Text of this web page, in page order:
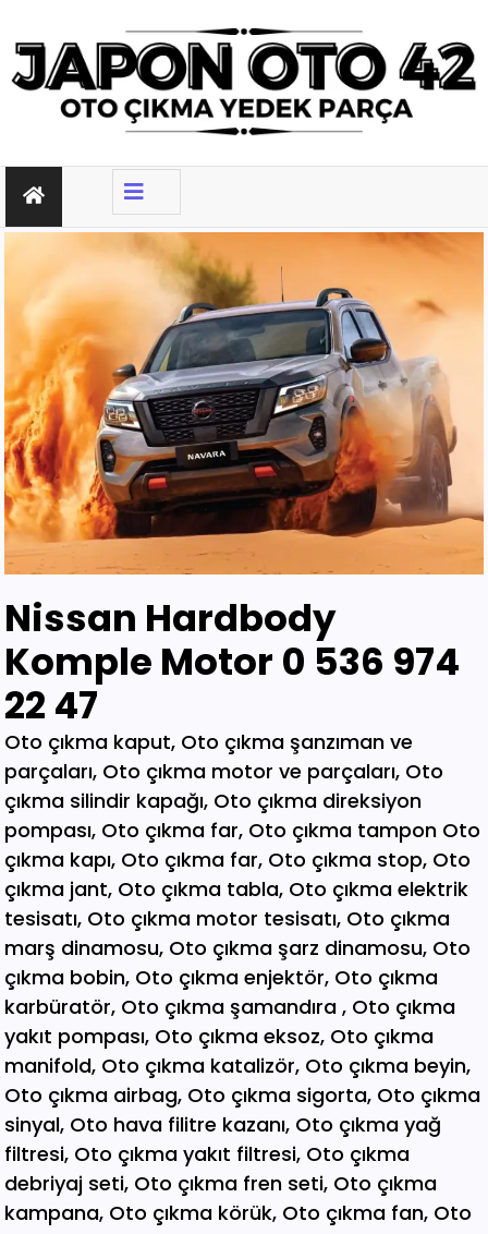
Nissan Hardbody
Komple Motor 0 536 974
22 47
Oto çıkma kaput, Oto çıkma şanzıman ve parçaları, Oto çıkma motor ve parçaları, Oto çıkma silindir kapağı, Oto çıkma direksiyon pompası, Oto çıkma far, Oto çıkma tampon Oto çıkma kapı, Oto çıkma far, Oto çıkma stop, Oto çıkma jant, Oto çıkma tabla, Oto çıkma elektrik tesisatı, Oto çıkma motor tesisatı, Oto çıkma marş dinamosu, Oto çıkma şarz dinamosu, Oto çıkma bobin, Oto çıkma enjektör, Oto çıkma karbüratör, Oto çıkma şamandıra , Oto çıkma yakıt pompası, Oto çıkma eksoz, Oto çıkma manifold, Oto çıkma katalizör, Oto çıkma beyin, Oto çıkma airbag, Oto çıkma sigorta, Oto çıkma sinyal, Oto hava filitre kazanı, Oto çıkma yağ filtresi, Oto çıkma yakıt filtresi, Oto çıkma debriyaj seti, Oto çıkma fren seti, Oto çıkma kampana, Oto çıkma körük, Oto çıkma fan, Oto çıkma fan davlumbazı, Oto çıkma soğutucu, Oto çıkma radyatör, Oto çıkma klima kompresörü, Oto çıkma bagaj, Oto çıkma su radyatörünü, Oto çıkma klima radyatörü, Oto çıkma interkol radyatörü, Oto çıkma cam, Oto çıkma çamurluk, Oto çıkma davlumbaz, Oto çıkma güneşlik, Oto çıkma kapı kolu, Oto çıkma kapı saçı, Oto çıkma karter, Oto kesme marşpiyel, Oto çıkma panel, Oto çıkma panjur , Oto çıkma sunroof, Oto çıkma arka tampon, Oto çıkma ön tampon, Oto çıkma ayna, Oto çıkma amartisör, Oto çıkma el freni, Oto çıkma el fren tabancası, Oto çıkma direksiyon simidi, Oto çıkma koltuk, Oto çıkma vites topuzu, Oto çıkma göğüs, Oto çıkma torpido, Oto çıkma kilometre saati, Oto çıkma dingil, Oto çıkma blok, Oto çıkma motor bloğu, Oto çıkma krank, Oto çıkma eksantrik mili, Oto çıkma gaz kelebeği, Oto çıkma kompresör, Oto çıkma mafsal, Oto çıkma motor kulağı, Oto çıkma motor, Oto çıkma piston kolu, Oto çıkma segman, Oto çıkma rulman, Oto çıkma turbo, Oto çıkma yağ pompası, Oto çıkma şanzıman dişlisi, Oto çıkma mafsal, Oto çıkma sekromenç, Oto çıkma türbin, Oto çıkma volant, Oto çıkma aks, Oto çıkma akis, Oto çıkma direksiyon kutusu, Oto çıkma direksiyon mili, Oto çıkma helezyon yayı, Oto çıkma körük, Oto çıkma porya, Oto çıkma sis çerçevesi, Oto çıkma kapı menteşesi, Oto çıkma sis farı, Oto çıkma difaransiyel, Oto çıkma traves, Oto çıkma cam motoru, Oto çıkma sinyal, Oto çıkma cam düğmesi, Oto çıkma kapı döşemesi, Oto çıkma cam kirkosu, Oto çıkma kalorifer kutusu, Oto çıkma beşik, Oto çıkma filtre, Oto çıkma konsül, Oto çıkma tampon demiri, Oto çıkma kapı kilidi, Oto çıkma motor takozu, Oto çıkma kampana, Oto çıkma gösterge paneli, Oto çıkma taşıyıcı, Oto kesme tavan, Oto kesme marşpiyel, Oto kesme çamurluk, Oto kesme yarım arka, Oto çıkma hava akış metresi, Oto çıkma vestenhaouse, Oto çıkma vestibhouse, Oto çıkma park sensörü Oto çıkma kapı fitilleri, Oto çıkma cam düğmesi, Oto çıkma motor takozu, Oto çıkma vites topuzu, Oto çıkma far beyni, Oto çıkma motor beyni, Oto çıkma airbag beyni, Oto çıkma abs beyni, Oto çıkma şanzıman beyni, Oto parça, Oto çıkma yedek parça, Oto oto yedek parça, Oto sigorta kutusu, Oto çıkma su bidonu, Oto çıkma teyp, Oto çıkma cd çalar, Oto çıkma rölanti ayarlayıcı, Oto çıkma kolon kilidi, Oto çıkma kapı kilidi, Oto çıkma kapı iç açma kolu, Oto çıkma kapı çıtası, Oto çıkma tavan çıtası, Oto çıkma krank kasnağı, Oto çıkma eksantrik kasnağı, Oto çıkma alt travers, Oto çıkma arka dingil, Oto çıkma fren merkezi, Oto çıkma imop kutus, Oto çıkma sigorta tablası, Oto çıkma klima ekranı, Oto çıkma vakum, Oto çıkma orta havalandırma, Oto çıkma radyo ekranı, Oto çıkma yağ pompası, Oto çıkma şanzıman kulağı, Oto çıkma debriyaj bilyası, Oto çıkma direksiyon spotu, Oto çıkma direksiyon sargısı, Oto çıkma airbag sargısı, Oto çıkma tesisat kablosu, Oto çıkma klima paneli, Oto çıkma ön kapı, Oto çıkma arka kapı, Oto çıkma baskı balata, Oto çıkma volant, Oto çıkma yedek parça, Oto çıkma parça, Oto oto yedek parça, Oto parça, Çıkma parça, Oto çıkma parçaları, Çıkma parçaları, Oto yedek parça, Oto çıkma şanzıman, Oto çıkma hoparlör, Oto çıkma fren vakum, Oto çıkma map sensösrü, Oto çıkma cam silgi motoru, Oto çıkma cam silgi kolu, Oto çıkma flaşö, Oto çıkma vites levyesi, Oto çıkma turbo basınç Oto çıkma vestinghouse, Oto çıkma gaz pedalı, Oto çıkma su bidonu, Oto çıkma ganister, Oto çıkma tampon braketi, Oto çıkma çamurluk davlumbazı, Oto çıkma el fren teli, Oto çıkma şarj dinamosu, Oto çıkma biel kolu, Oto çıkma hava akış metresi, Oto çıkma eksoz sondası, Oto çıkma emme manifoldu, Oto çıkma fincan, Oto çıkma itici horozlar, Oto çıkma piyano mili, Oto çıkma vites halatı, Oto çıkma tavan döşemesi, Oto çıkma sanroof düğmesi, Oto çıkma sanroof camı, Oto çıkma tavan anteni, Oto çıkma kapı bantları, Oto çıkma kapı soketi, Oto çıkma kapı tesisatı, Oto çıkma koltuk ayar düğmesi, Oto çıkma kapı rayı, Oto çıkma şanzıman dişlisi, Oto çıkma reyil borusu, Oto çıkma buji kablosu, Oto çıkma yağ çubuğu, Oto çıkma distribitör kapağı, Oto çıkma termostat, Oto çıkma map sensörü, Oto çıkma motor kaputu, Oto çıkma kapı nikelajı, Oto çıkma tampon nikelajı, Oto çıkma fren disk, Oto çıkma debriyaj rulmanı, Oto çıkma karbüratör, Oto çıkma eksoz takozu, Oto çıkma körük, Oto çıkma cam su deposu, Oto çıkma genleşme kavanozu, Oto çıkma süspansiyon, Oto çıkma devirdaim hortumu, Oto çıkma travers, Oto çıkma yedek su deposu, Oto çıkma emme manifolt, Oto çıkma kaset çalar, Oto çıkma kapı bandı, Oto çıkma eksantrik horuzu, Oto çıkma xenon far beyni, Oto çıkma tampon ızgarası, Oto çıkma cd çalar, Oto çıkma yakıt deposu, Oto çıkma tampon kaplaması, Oto çıkma kaput mandalı, Oto çıkma el fren düğmesi, Oto çıkma dikiz aynası, Oto çıkma yarım motor, Oto çıkma turbo borusu, Oto çıkma dış ayna, Oto çıkma iç ayna, Oto çıkma tozluk kapağı, Oto çıkma tampon alt bagaliti, Oto çıkma toz kapağı, Oto çıkma parça ankara, Oto çıkma parça İstanbul, Oto çıkma parça adana, Oto çıkma parça elağzı, Oto çıkma parça izmir, Oto çıkma parça bursa, Oto çıkma parça Eskişehir, Oto çıkma parça kayseri, Oto çıkma parça Diyarbakır, Oto çıkma parça Şanlıurfa, Oto çıkma parça,Gaziantep Oto çıkma parça ağrı, Oto çıkma parça konya, Oto çıkma parça Yozgat, Oto çıkma parça Nevşehir, Oto çıkma parça Niğde, Oto çıkma parça Antaly, Oto çıkma parça malatya, Oto çıkma parça mardin, Oto çıkma parça van, Oto çıkma parça hakkari, Oto çıkma parça,Erzurum Oto çıkma parça sivas, Oto çıkma parça Trabzon, Oto çıkma parça çorum, Oto çıkma parça samsun, Oto çıkma parça bolu, Oto çıkma parça afyon, Oto parça, Oto yedek parça, Oto oto yedek parça, Oto parçaları, Oto çıkmacı,yıldız sanayi sitesi ostim,otomobil yedek parça, çıkma parça oto yedek parça, Oto çıkma parça Oto parça, Oto çıkma parça , çıkma Oto parça,Adana Oto Çıkma Parça , Adıyaman Oto Çıkma Parça Afyon Oto Çıkma Parça Ağrı Oto Çıkma Parça Aksaray Oto Çıkma Parça Amasya Oto Çıkma Parça Ankara Oto Çıkma Parça Antalya Oto Çıkma Parça Ardahan Oto Çıkma Parça Artvin Oto Çıkma Parça Aydın Oto Çıkma Parça Balıkesir Oto Çıkma Parça Bartın Oto Çıkma Parça Batman Oto Çıkma Parça Bayburt Oto Çıkma Parça Bilecik Oto Çıkma Parça Bingöl Oto Çıkma Parça Bitlis Oto Çıkma Parça Bolu Oto Çıkma Parça Bursa Oto Çıkma Parça Çanakkale Oto Çıkma Parça Çankırı Oto Çıkma Parça Çorum Oto Çıkma Parça Denizli Oto Çıkma Parça Diyarbakır Oto Çıkma Parça Düzce Oto Çıkma Parça Edirne Oto Çıkma Parça Elazığ Oto Çıkma Parça Erzincan Oto Çıkma Parça Erzurum Oto Çıkma Parça Eskişehir Oto Çıkma Parça Gaziantep Oto Çıkma Parça Giresun Oto Çıkma Parça Gümüşhane Oto Çıkma Parça Hakkari Oto Çıkma Parça Hatay Oto Çıkma Parça Iğdır Oto Çıkma Parça Isparta Oto Çıkma Parça İstanbul Oto Çıkma Parça İzmir Oto Çıkma Parça Kahramanmaraş Oto Çıkma Karabük Oto Çıkma Parça Karaman Oto Çıkma Parça Kars Oto Çıkma Parça Kastamonu Oto Çıkma Parça Kayseri Oto Çıkma Parça Kilis Oto Çıkma Parça Kırıkkale Oto Çıkma Parça Kırklareli Oto Çıkma Parça Kırşehir Oto Çıkma Parça Kocaeli Oto Çıkma Parça Konya Oto Çıkma Parça Kütahya Oto Çıkma Parça Malatya Oto Çıkma Parça Manisa Yedek Parça Mardin Oto Çıkma Parça Mersin Oto Çıkma Parça Muğla Oto Çıkma Parça Nevşehir Oto Çıkma Parça Niğde Oto Çıkma Parça Ordu Oto Çıkma Parça Osmaniye Oto Çıkma Parça Rize Oto Çıkma Parça Sakarya Oto Çıkma Parça Samsun Oto Çıkma Parça Şanlıurfa Oto Çıkma Parça Siirt Oto Çıkma Parça Sinop Oto Çıkma Parça Şırnak Oto Çıkma Parça Sivas Oto Çıkma Parça Oto Çıkma Parça Tekirdağ Oto Çıkma Parça Tokat Oto Çıkma Parça Trabzon Oto Çıkma Parça Tunceli Oto Çıkma Parça Uşak Oto Çıkma Parça Van Oto Çıkma Parça Yalova Oto Çıkma Parça Yozgat Oto Çıkma Parça Zonguldak Oto Çıkma Parça Online Oto Çıkma Parça Düzce Oto Çıkma Parça Osmaniye Oto Çıkma Parça Kilis Oto Çıkma Parça Karabük Oto Çıkma Parça Yalova Oto Çıkma Parça Iğdır Oto Çıkma Parça Ardahan Oto Çıkma Parça Bartın Oto Çıkma Parça Şırnak Oto Çıkma Parça Adana Oto Çıkma yedek Parça Adıyaman Oto Çıkma yedek Afyon Oto Çıkma yedek Parça Ağrı Oto Çıkma yedek Parça Aksaray Oto Çıkma yedek Parça Amasya Oto Çıkma yedek Parça Ankara Oto Çıkma yedek Parça Antalya Oto Çıkma yedek Parça Ardahan Oto Çıkma yedek Parça Artvin Oto Çıkma yedek Parça Aydın Oto Çıkma yedek Parça Balıkesir Oto Çıkma yedek Parça Bartın Oto Çıkma yedek Parça Batman Oto Çıkma yedek Parça Bayburt Oto Çıkma yedek Parça Bilecik Oto Çıkma yedek Parça Bingöl Oto Çıkma yedek Parça Bitlis Oto Çıkma yedek Parça Bolu Oto Çıkma yedek Parça Bursa Oto Çıkma yedek Parça Çanakkale Oto Çıkma yedek Çankırı Oto Çıkma yedek Parça Çorum Oto Çıkma yedek Parça Denizli Oto Çıkma yedek Parça Diyarbakır Oto Çıkma yedek Düzce Oto Çıkma yedek Parça Edirne Oto Çıkma yedek Parça Elazığ Oto Çıkma yedek Parça Erzincan Oto Çıkma yedek Parça Erzurum Oto Çıkma yedek Parça Eskişehir Oto Çıkma yedek Parça Gaziantep Oto Çıkma yedek Giresun Oto Çıkma yedek Parça Gümüşhane Oto Çıkma yedek Hakkari Oto Çıkma yedek Parça Hatay Oto Çıkma yedek Parça Iğdır Oto Çıkma yedek Parça Isparta Oto Çıkma yedek Parça İstanbul Oto Çıkma yedek Parça İzmir Oto Çıkma yedek Parça Kahramanmaraş Oto Çıkma Karabük Oto Çıkma yedek Parça Karaman Oto Çıkma yedek Parça Kars Oto Çıkma yedek Parça Kastamonu Oto Çıkma yedek Kayseri Oto Çıkma yedek Parça Kilis Oto Çıkma yedek Parça Oto Çıkma Şarj Dinamosu, Oto Çıkma Taban Döşemeleri, Tekirdağ O